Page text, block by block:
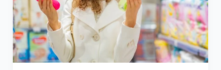
votre
type
de
cheveux
?